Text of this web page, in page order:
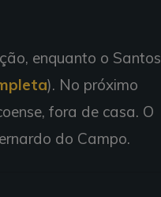
enquanto o Santos
). No próximo
fora de casa. O
do Campo.